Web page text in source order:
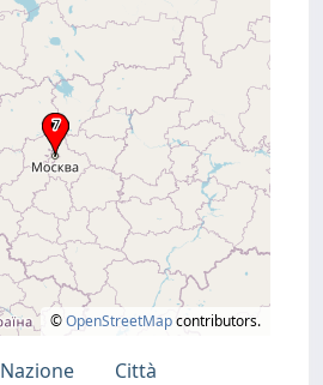
©OpenStreetMapcontributors.
Nazione
Città